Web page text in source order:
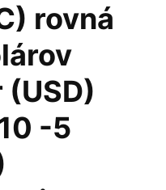
rovná
(USD)
-5